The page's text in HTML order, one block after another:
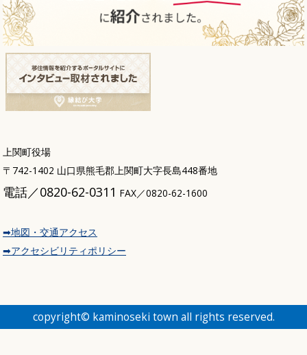
上関町役場
〒742-1402 山口県熊毛郡上関町大字長島448番地
電話／0820-62-0311 FAX／0820-62-1600
➡地図・交通アクセス
➡アクセシビリティポリシー
copyright© kaminoseki town all rights reserved.